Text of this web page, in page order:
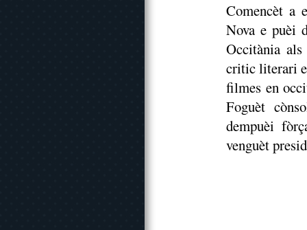
Comencèt a
Nova e puèi
Occitània
critic literari e
filmes en
Foguèt
dempuèi
venguèt